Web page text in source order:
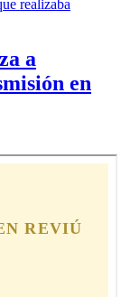
a
en